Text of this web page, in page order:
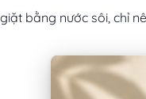
bằng nước sôi, chỉ